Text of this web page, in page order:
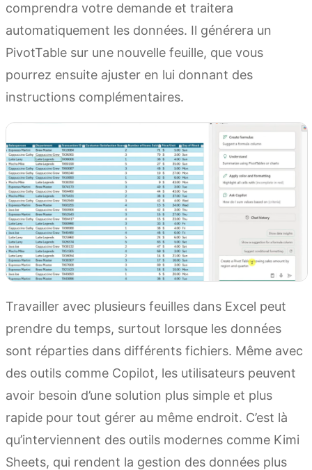
comprendra votre demande et traitera
automatiquement les données. Il générera un
PivotTable sur une nouvelle feuille, que vous
pourrez ensuite ajuster en lui donnant des
instructions complémentaires.
Travailler avec plusieurs feuilles dans Excel peut
prendre du temps, surtout lorsque les données
sont réparties dans différents fichiers. Même avec
des outils comme Copilot, les utilisateurs peuvent
avoir besoin d’une solution plus simple et plus
rapide pour tout gérer au même endroit. C’est là
qu’interviennent des outils modernes comme Kimi
Sheets, qui rendent la gestion des données plus